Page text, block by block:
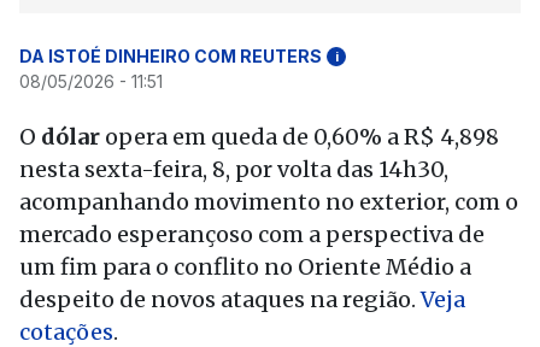
DA ISTOÉ DINHEIRO COM REUTERS i
08/05/2026 - 11:51
O dólar opera em queda de 0,60% a R$ 4,898
nesta sexta-feira, 8, por volta das 14h30,
acompanhando movimento no exterior, com o
mercado esperançoso com a perspectiva de
um fim para o conflito no Oriente Médio a
despeito de novos ataques na região.Veja
cotações.